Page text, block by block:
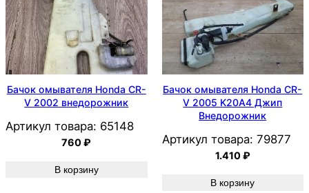
Бачок омывателя Honda CR-
V 2002 внедорожник
Артикул товара: 65148
760₽
В корзину
Бачок омывателя Honda CR-
V 2005 K20A4 Джип
Внедорожник
Артикул товара: 79877
1.410₽
В корзину